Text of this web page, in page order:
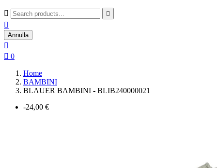
 

Annulla

 0
Home
BAMBINI
BLAUER BAMBINI - BLIB240000021
-24,00 €